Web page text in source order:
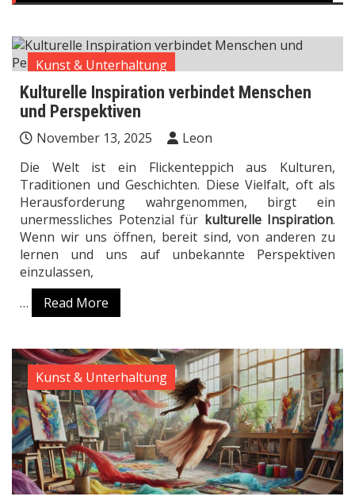
Kunst & Unterhaltung
Kulturelle Inspiration verbindet Menschen
und Perspektiven
November 13, 2025
Leon
Die Welt ist ein Flickenteppich aus Kulturen,
Traditionen und Geschichten. Diese Vielfalt, oft als
Herausforderung wahrgenommen, birgt ein
unermessliches Potenzial für kulturelle Inspiration.
Wenn wir uns öffnen, bereit sind, von anderen zu
lernen und uns auf unbekannte Perspektiven
einzulassen,
…
Read More
Kunst & Unterhaltung